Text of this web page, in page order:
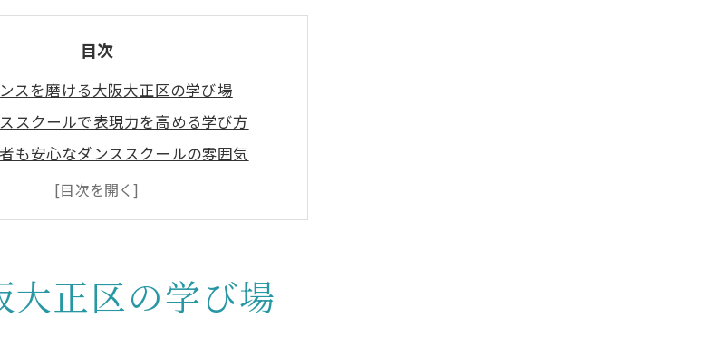
目次
スを磨ける大阪大正区の学び場
スクールで表現力を高める学び方
も安心なダンススクールの雰囲気
ススクール選びで大切な比較ポイント
ダンスを目指せる環境の特徴とは
センスを伸ばす秘訣を探求する
スクールで身につくセンスの磨き方
大正区の学び場